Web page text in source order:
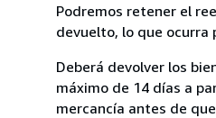
Podremos retener el
devuelto, lo que ocurra
Deberá devolver los
máximo de 14 días a
mercancía antes de